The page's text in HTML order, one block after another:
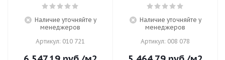
Наличие уточняйте у
менеджеров
Артикул: 010 721
Наличие уточняйте у
менеджеров
Артикул: 008 078